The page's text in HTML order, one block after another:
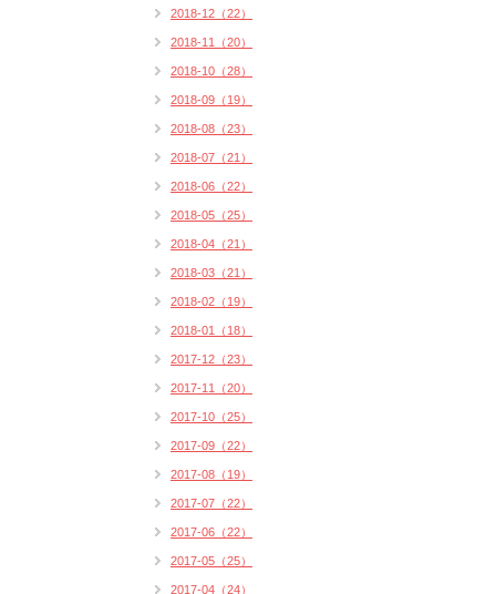
2018-12（22）
2018-11（20）
2018-10（28）
2018-09（19）
2018-08（23）
2018-07（21）
2018-06（22）
2018-05（25）
2018-04（21）
2018-03（21）
2018-02（19）
2018-01（18）
2017-12（23）
2017-11（20）
2017-10（25）
2017-09（22）
2017-08（19）
2017-07（22）
2017-06（22）
2017-05（25）
2017-04（24）